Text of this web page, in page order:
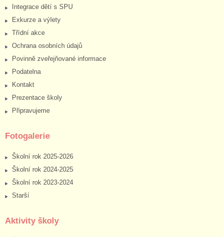
Integrace dětí s SPU
Exkurze a výlety
Třídní akce
Ochrana osobních údajů
Povinně zveřejňované informace
Podatelna
Kontakt
Prezentace školy
Připravujeme
Fotogalerie
Školní rok 2025-2026
Školní rok 2024-2025
Školní rok 2023-2024
Starší
Aktivity školy